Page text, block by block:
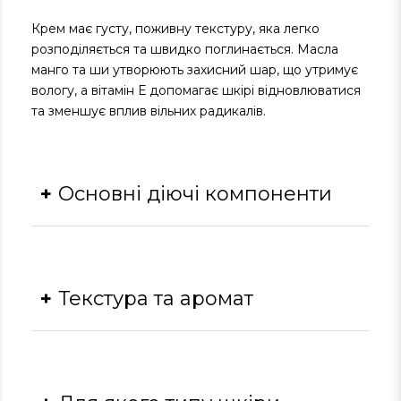
Крем має густу, поживну текстуру, яка легко
розподіляється та швидко поглинається. Масла
манго та ши утворюють захисний шар, що утримує
вологу, а вітамін Е допомагає шкірі відновлюватися
та зменшує вплив вільних радикалів.
Основні діючі компоненти
м’якою.
Олія ши: заспокоює подразнення, зміцнює
захисний бар’єр, зберігає природну
Текстура та аромат